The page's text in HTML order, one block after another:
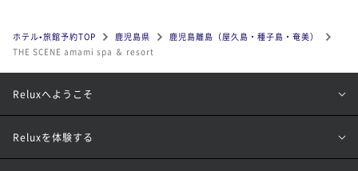
ホテル•旅館予約TOP 鹿児島県
鹿児島離島（屋久島・種子島・奄美）
THE SCENE amami spa ＆ resort
Reluxへようこそ
Reluxを体験する